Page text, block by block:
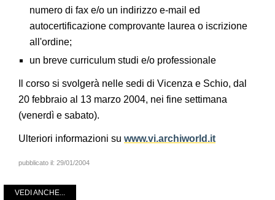
numero di fax e/o un indirizzo e-mail ed
autocertificazione comprovante laurea o iscrizione
all'ordine;
un breve curriculum studi e/o professionale
Il corso si svolgerà nelle sedi di Vicenza e Schio, dal
20 febbraio al 13 marzo 2004, nei fine settimana
(venerdì e sabato).
Ulteriori informazioni su www.vi.archiworld.it
pubblicato il: 29/01/2004
VEDI ANCHE...